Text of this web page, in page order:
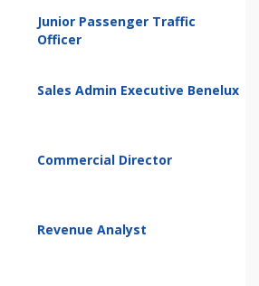
Junior Passenger Traffic
Officer
Sales Admin Executive Benelux
Commercial Director
Revenue Analyst